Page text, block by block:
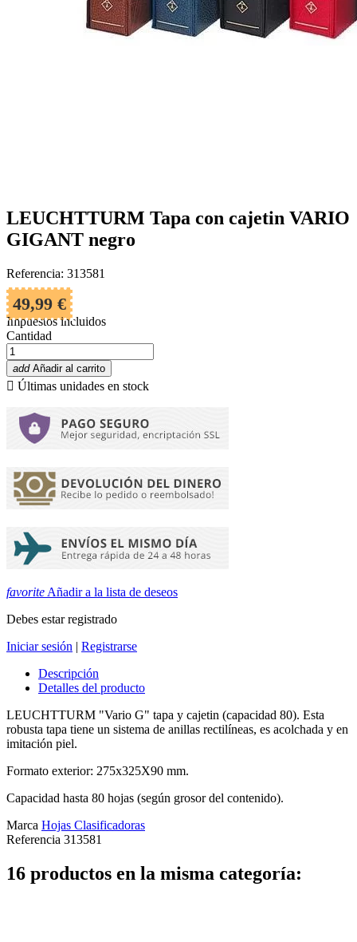
LEUCHTTURM Tapa con cajetin VARIO
GIGANT negro
Referencia: 313581
49,99 €
Impuestos incluidos
Cantidad
add Añadir al carrito
 Últimas unidades en stock
favorite Añadir a la lista de deseos
Debes estar registrado
Iniciar sesión | Registrarse
Descripción
Detalles del producto
LEUCHTTURM "Vario G" tapa y cajetin (capacidad 80). Esta
robusta tapa tiene un sistema de anillas rectilíneas, es acolchada y en
imitación piel.
Formato exterior: 275x325X90 mm.
Capacidad hasta 80 hojas (según grosor del contenido).
Marca Hojas Clasificadoras
Referencia 313581
16 productos en la misma categoría: